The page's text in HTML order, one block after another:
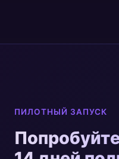
ПИЛОТНЫЙ ЗАПУСК